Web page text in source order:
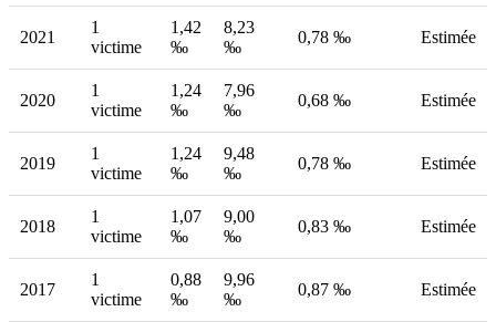
2021
1
victime
1,42
‰
8,23
‰
0,78 ‰ Estimée
2020
1
victime
1,24
‰
7,96
‰
0,68 ‰ Estimée
2019
1
victime
1,24
‰
9,48
‰
0,78 ‰ Estimée
2018
1
victime
1,07
‰
9,00
‰
0,83 ‰ Estimée
2017
1
victime
0,88
‰
9,96
‰
0,87 ‰ Estimée